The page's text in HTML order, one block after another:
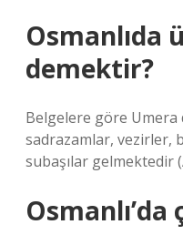
Osmanlıda
demektir?
Belgelere göre
sadrazamlar, vezirler,
subaşılar gelmektedir
Osmanlı’da